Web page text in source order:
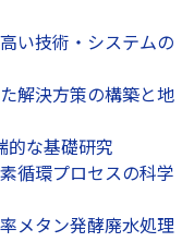
い技術・システムの
解決方策の構築と地
的な基礎研究
循環プロセスの科学
メタン発酵廃水処理